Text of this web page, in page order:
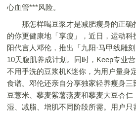
心血管***风险。
那怎样喝豆浆才是减肥瘦身的正确
的你更健康地「享瘦」，近日，运动
阳代言人邓伦，推出「九阳·马甲线雕
10天腹肌养成计划。同时，Keep专业
不用手洗的豆浆机K迷你，为用户量身
食谱。邓伦还亲自分享独家轻养瘦身三
豆薏米、藜麦紫薯燕麦和藜麦大豆杏
湿、减脂、增肌不同阶段所需。用户只